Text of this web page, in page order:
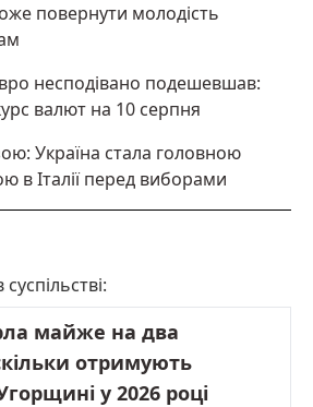
повернути молодість
несподівано подешевшав:
валют на 10 серпня
Україна стала головною
в Італії перед виборами
майже на два
отримують
у 2026 році